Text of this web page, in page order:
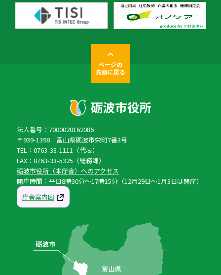
ページの
先頭に戻る
法人番号：7000020162086
〒939-1398 富山県砺波市栄町7番3号
TEL：0763-33-1111（代表）
FAX：0763-33-5325（総務課）
砺波市役所（本庁舎）へのアクセス
開庁時間：平日8時30分〜17時15分（12月29日〜1月3日は閉庁）
庁舎案内図